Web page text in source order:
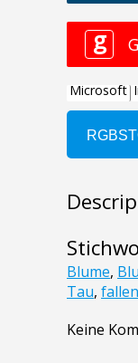
Blume,
Tau, fallen
Keine